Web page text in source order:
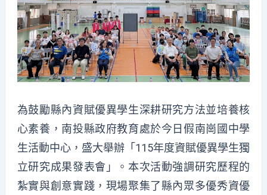
為鼓勵縣內資賦優異學生深耕研究方法並培養核
心素養，南投縣政府教育處於今日假南崗國中學
生活動中心，盛大舉辦「115年度資賦優異學生獨
立研究成果發表會」。本次活動強調研究歷程的
紮實與創意實踐，現場聚集了縣內眾多優秀資優